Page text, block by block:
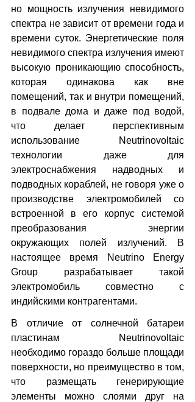
но мощность излучения невидимого
спектра не зависит от времени года и
времени суток. Энергетические поля
невидимого спектра излучения имеют
высокую проникающию способность,
которая одинакова как вне
помещений, так и внутри помещений,
в подвале дома и даже под водой,
что делает перспективным
использование Neutrinovoltaic
технологии даже для
электроснабжения надводных и
подводных кораблей, не говоря уже о
производстве электромобилей со
встроенной в его корпус системой
преобразования энергии
окружающих полей излучений. В
настоящее время Neutrino Energy
Group разрабатывает такой
электромобиль совместно с
индийскими контрагентами.
В отличие от солнечной батареи
пластинам Neutrinovoltaic
необходимо гораздо больше площади
поверхности, но преимущество в том,
что размещать генерирующие
элементы можно слоями друг на